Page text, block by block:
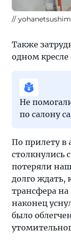
Также
одном кресле
Не
по салону
По прилету в
столкнулись
потеряли
долго ждать,
трансфера на
наконец
было